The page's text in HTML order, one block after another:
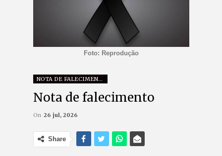
Foto: Reprodução
NOTA DE FALECIMENTO
Nota de falecimento
On 26 jul, 2026
Share